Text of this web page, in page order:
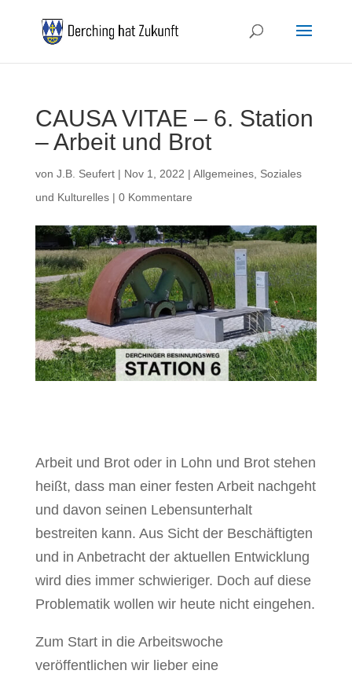
CAUSA VITAE – 6. Station
– Arbeit und Brot
von J.B. Seufert| Nov 1, 2022 | Allgemeines, Soziales
und Kulturelles| 0 Kommentare
Arbeit und Brot oder in Lohn und Brot stehen
heißt, dass man einer festen Arbeit nachgeht
und davon seinen Lebensunterhalt
bestreiten kann. Aus Sicht der Beschäftigten
und in Anbetracht der aktuellen Entwicklung
wird dies immer schwieriger. Doch auf diese
Problematik wollen wir heute nicht eingehen.
Zum Start in die Arbeitswoche
veröffentlichen wir lieber eine